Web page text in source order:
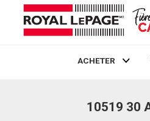
ACHETER
10519 30